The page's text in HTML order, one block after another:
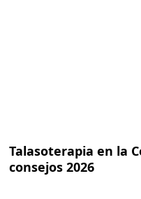
Talasoterapia en la
consejos 2026